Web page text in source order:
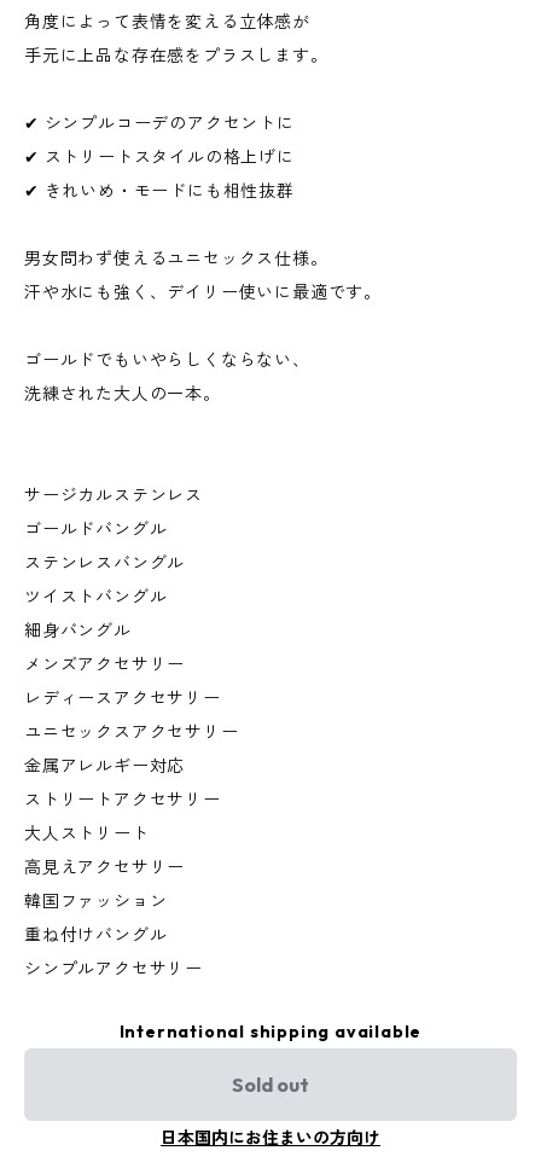
角度によって表情を変える立体感が
手元に上品な存在感をプラスします。
✔ シンプルコーデのアクセントに
✔ ストリートスタイルの格上げに
✔ きれいめ・モードにも相性抜群
男女問わず使えるユニセックス仕様。
汗や水にも強く、デイリー使いに最適です。
ゴールドでもいやらしくならない、
洗練された大人の一本。
サージカルステンレス
ゴールドバングル
ステンレスバングル
ツイストバングル
細身バングル
メンズアクセサリー
レディースアクセサリー
ユニセックスアクセサリー
金属アレルギー対応
ストリートアクセサリー
大人ストリート
高見えアクセサリー
韓国ファッション
重ね付けバングル
シンプルアクセサリー
International shipping available
Sold out
日本国内にお住まいの方向け